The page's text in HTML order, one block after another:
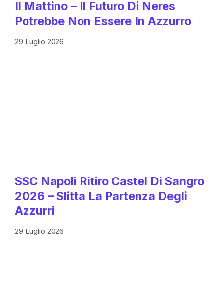
Il Mattino – Il Futuro Di Neres
Potrebbe Non Essere In Azzurro
29 Luglio 2026
SSC Napoli Ritiro Castel Di Sangro
2026 – Slitta La Partenza Degli
Azzurri
29 Luglio 2026